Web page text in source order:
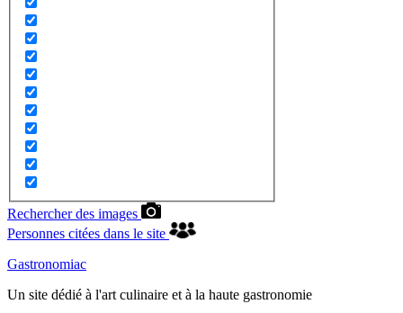
Rechercher des images
Personnes citées dans le site
Gastronomiac
Un site dédié à l'art culinaire et à la haute gastronomie